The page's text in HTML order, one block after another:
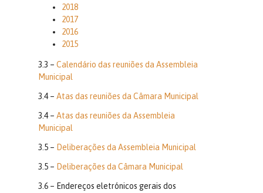
2018
2017
2016
2015
3.3 – Calendário das reuniões da Assembleia
Municipal
3.4 – Atas das reuniões da Câmara Municipal
3.4 – Atas das reuniões da Assembleia
Municipal
3.5 – Deliberações da Assembleia Municipal
3.5 – Deliberações da Câmara Municipal
3.6 – Endereços eletrónicos gerais dos